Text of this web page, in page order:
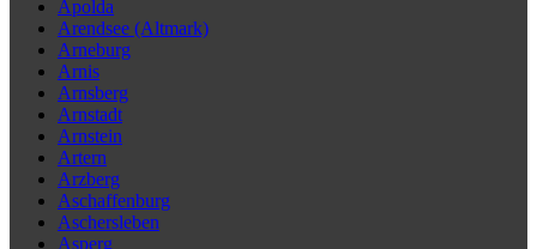
Apolda
Arendsee (Altmark)
Arneburg
Arnis
Arnsberg
Arnstadt
Arnstein
Artern
Arzberg
Aschaffenburg
Aschersleben
Asperg